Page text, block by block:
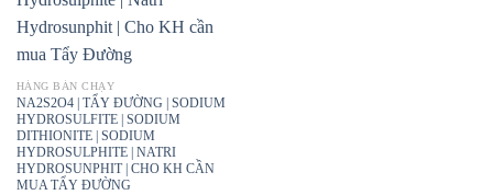
HÀNG BÁN CHẠY
NA2S2O4 | TẨY ĐƯỜNG | SODIUM
HYDROSULFITE | SODIUM
DITHIONITE | SODIUM
HYDROSULPHITE | NATRI
HYDROSUNPHIT | CHO KH CẦN
MUA TẨY ĐƯỜNG